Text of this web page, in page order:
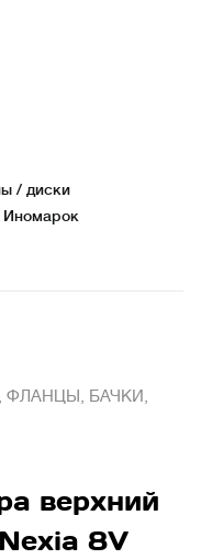
/ диски
Иномарок
БАЧКИ,
верхний
8V